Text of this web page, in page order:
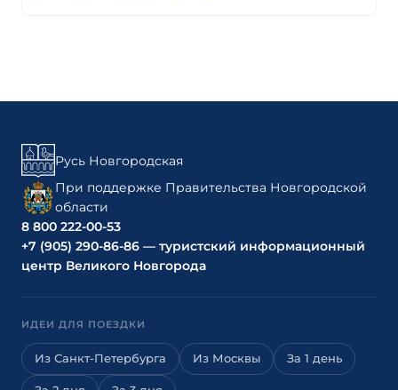
Русь Новгородская
При поддержке Правительства Новгородской
области
8 800 222-00-53
+7 (905) 290-86-86 — туристский информационный
центр Великого Новгорода
ИДЕИ ДЛЯ ПОЕЗДКИ
Из Санкт-Петербурга Из Москвы За 1 день